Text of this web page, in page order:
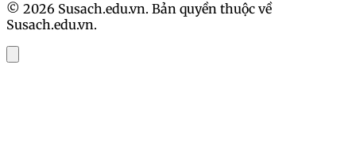
© 2026 Susach.edu.vn. Bản quyền thuộc về
Susach.edu.vn.